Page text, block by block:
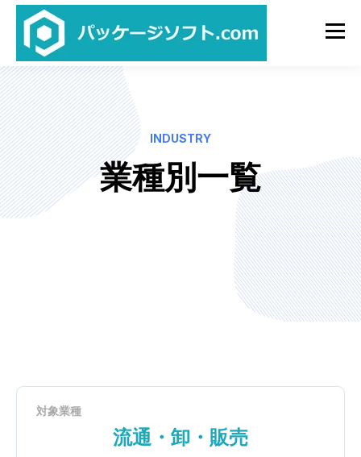
INDUSTRY
業種別一覧
対象業種
流通・卸・販売